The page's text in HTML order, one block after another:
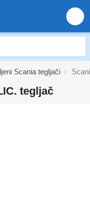
Scania tegljači
tegljač